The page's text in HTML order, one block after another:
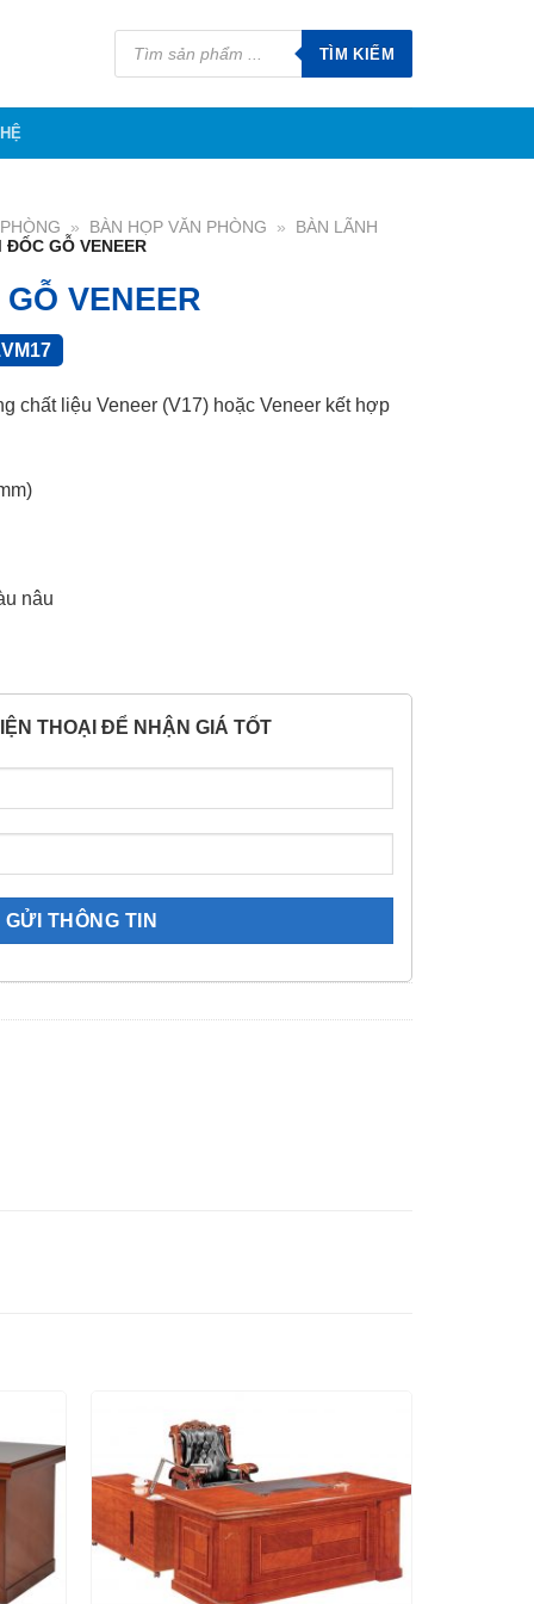
Tìm
kiếm
phẩm
TÌM KIẾM
» BÀN HỌP VĂN PHÒNG »
BÀN LÃNH
ĐỐC GỖ VENEER
VENEER
chất liệu Veneer (V17) hoặc Veneer kết hợp
nâu
THOẠI ĐỂ NHẬN GIÁ TỐT